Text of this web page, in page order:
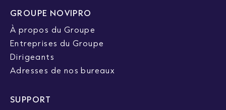
GROUPE NOVIPRO
À propos du Groupe
Entreprises du Groupe
Dirigeants
Adresses de nos bureaux
SUPPORT